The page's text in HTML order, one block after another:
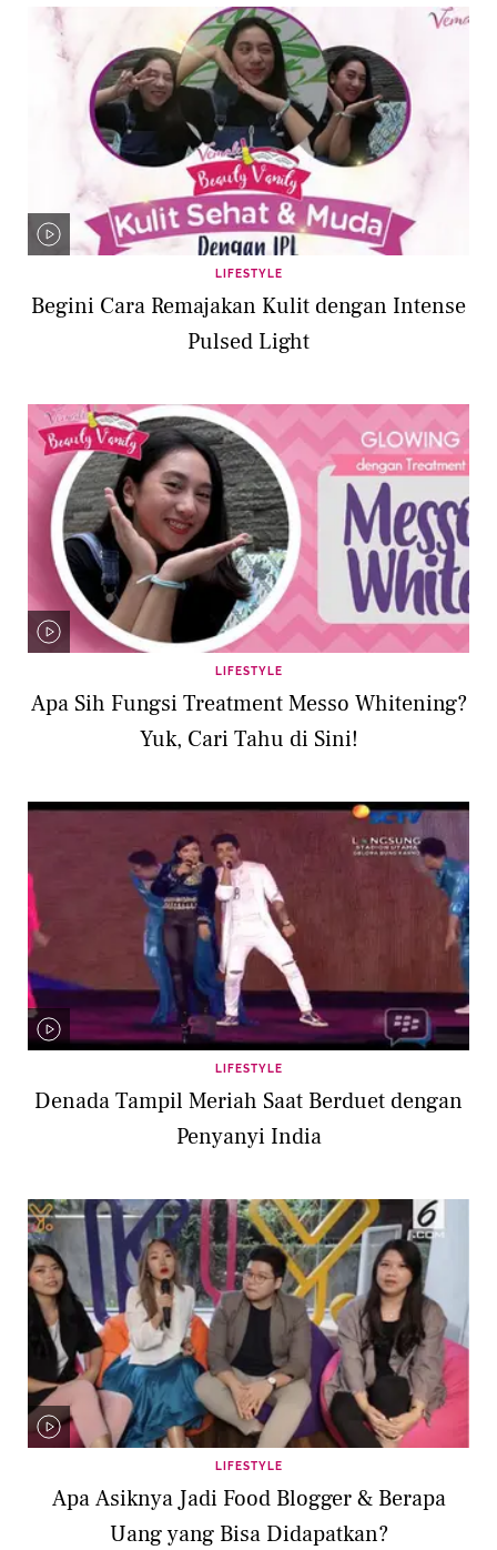
LIFESTYLE
Begini Cara Remajakan Kulit dengan Intense
Pulsed Light
LIFESTYLE
Apa Sih Fungsi Treatment Messo Whitening?
Yuk, Cari Tahu di Sini!
LIFESTYLE
Denada Tampil Meriah Saat Berduet dengan
Penyanyi India
LIFESTYLE
Apa Asiknya Jadi Food Blogger & Berapa
Uang yang Bisa Didapatkan?